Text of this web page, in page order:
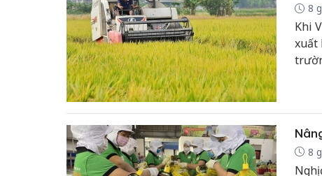
8
Khi
xuất
có
nhỏ
8